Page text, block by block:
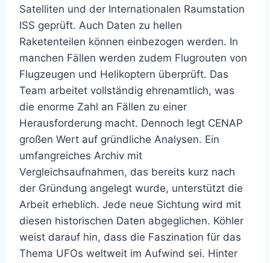
Satelliten und der Internationalen Raumstation
ISS geprüft. Auch Daten zu hellen
Raketenteilen können einbezogen werden. In
manchen Fällen werden zudem Flugrouten von
Flugzeugen und Helikoptern überprüft. Das
Team arbeitet vollständig ehrenamtlich, was
die enorme Zahl an Fällen zu einer
Herausforderung macht. Dennoch legt CENAP
großen Wert auf gründliche Analysen. Ein
umfangreiches Archiv mit
Vergleichsaufnahmen, das bereits kurz nach
der Gründung angelegt wurde, unterstützt die
Arbeit erheblich. Jede neue Sichtung wird mit
diesen historischen Daten abgeglichen. Köhler
weist darauf hin, dass die Faszination für das
Thema UFOs weltweit im Aufwind sei. Hinter